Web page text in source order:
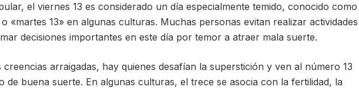
el viernes 13 es considerado un día especialmente temido, conocido como
«martes 13» en algunas culturas. Muchas personas evitan realizar actividades
decisiones importantes en este día por temor a atraer mala suerte.
creencias arraigadas, hay quienes desafían la superstición y ven al número 13
de buena suerte. En algunas culturas, el trece se asocia con la fertilidad, la